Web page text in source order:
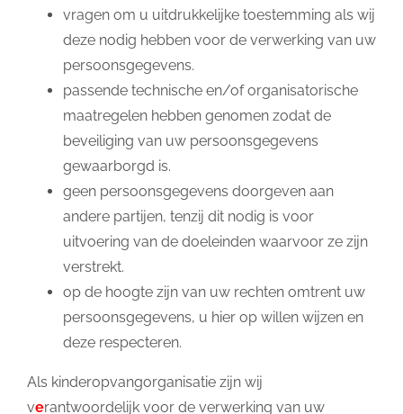
vragen om u uitdrukkelijke toestemming als wij
deze nodig hebben voor de verwerking van uw
persoonsgegevens.
passende technische en/of organisatorische
maatregelen hebben genomen zodat de
beveiliging van uw persoonsgegevens
gewaarborgd is.
geen persoonsgegevens doorgeven aan
andere partijen, tenzij dit nodig is voor
uitvoering van de doeleinden waarvoor ze zijn
verstrekt.
op de hoogte zijn van uw rechten omtrent uw
persoonsgegevens, u hier op willen wijzen en
deze respecteren.
Als kinderopvangorganisatie zijn wij
verantwoordelijk voor de verwerking van uw